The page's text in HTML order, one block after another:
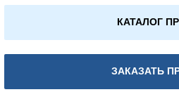
КАТАЛОГ
ЗАКАЗАТЬ